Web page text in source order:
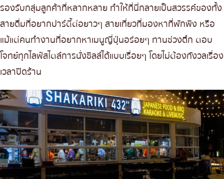
รองรับกลุ่มลูกค้าที่หลากหลาย ทำให้ที่นี่กลายเป็นสวรรค์ของทั้ง
สายดื่มที่อยากปาร์ตี้ต่อยาวๆ สายเที่ยวที่มองหาที่พักพิง หรือ
แม้แต่คนทำงานที่อยากหาเมนูญี่ปุ่นอร่อยๆ ทานช่วงดึก ตอบ
โจทย์ทุกไลฟ์สไตล์การนั่งชิลล์ได้แบบเรื่อยๆ โดยไม่ต้องกังวลเรื่อง
เวลาปิดร้าน